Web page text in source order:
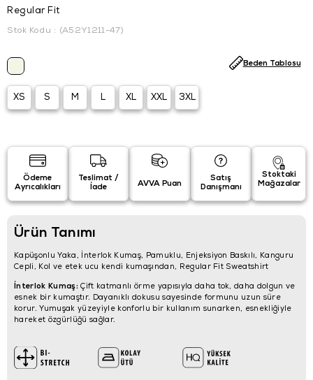
Regular Fit
Stok Kodu (A52Y1211-47)
XS S M L XL XXL 3XL
Beden Tablosu
Ödeme
Ayrıcalıkları
Teslimat /
İade
AVVA Puan
Satış
Danışmanı
Stoktaki
Mağazalar
Ürün Tanımı
Kapüşonlu Yaka, İnterlok Kumaş, Pamuklu, Enjeksiyon Baskılı, Kanguru
Cepli, Kol ve etek ucu kendi kumaşından, Regular Fit Sweatshirt
İnterlok Kumaş:Çift katmanlı örme yapısıyla daha tok, daha dolgun ve
esnek bir kumaştır. Dayanıklı dokusu sayesinde formunu uzun süre
korur. Yumuşak yüzeyiyle konforlu bir kullanım sunarken, esnekliğiyle
hareket özgürlüğü sağlar.